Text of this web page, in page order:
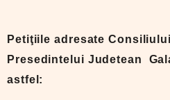
Petiţiile adresate
Presedintelui Judetean
astfel: